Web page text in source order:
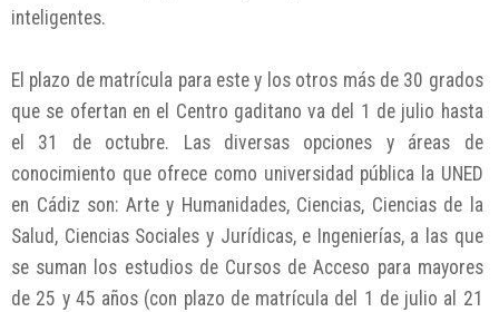
inteligentes.
El plazo de matrícula para este y los otros más de 30 grados
que se ofertan en el Centro gaditano va del 1 de julio hasta
el 31 de octubre. Las diversas opciones y áreas de
conocimiento que ofrece como universidad pública la UNED
en Cádiz son: Arte y Humanidades, Ciencias, Ciencias de la
Salud, Ciencias Sociales y Jurídicas, e Ingenierías, a las que
se suman los estudios de Cursos de Acceso para mayores
de 25 y 45 años (con plazo de matrícula del 1 de julio al 21